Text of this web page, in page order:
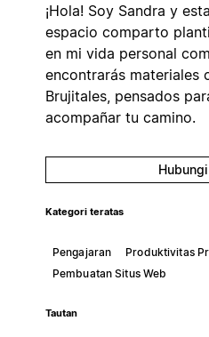
¡Hola! Soy Sandra y
espacio comparto
en mi vida personal
encontrarás materiales
Brujitales, pensados
acompañar tu camino.
Kategori teratas
Pengajaran
Produktivitas
Pembuatan Situs Web
Tautan